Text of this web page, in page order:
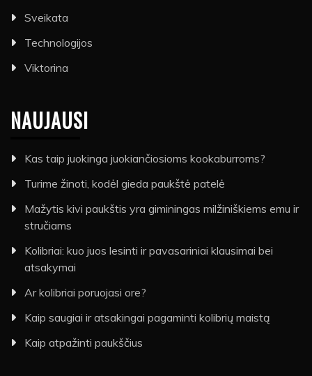
Sveikata
Technologijos
Viktorina
NAUJAUSI
Kas taip juokinga juokiančiosioms kookaburroms?
Turime žinoti, kodėl gieda paukštė patelė
Mažytis kivi paukštis yra giminingas milžiniškiems emu ir
stručiams
Kolibriai: kuo juos lesinti ir pavasariniai klausimai bei
atsakymai
Ar kolibriai poruojasi ore?
Kaip saugiai ir atsakingai pagaminti kolibrių maistą
Kaip atpažinti paukščius